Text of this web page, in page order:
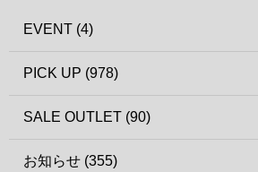
EVENT (4)
PICK UP (978)
SALE OUTLET (90)
お知らせ (355)